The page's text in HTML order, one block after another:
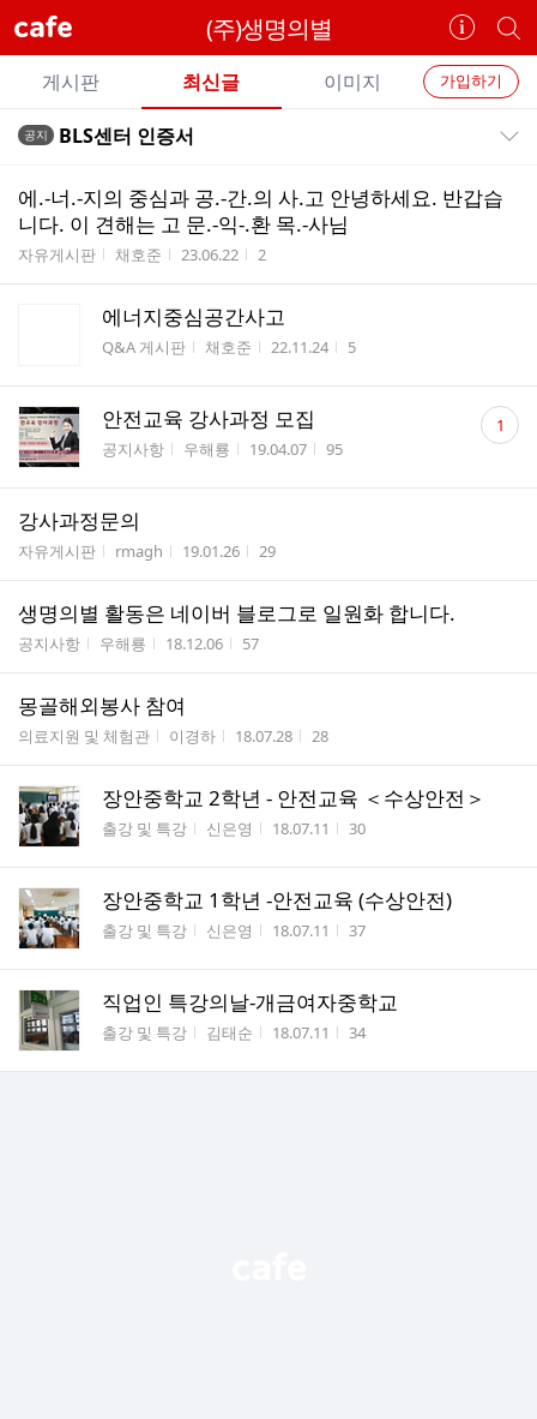
cafe (주)생명의별
카
페
정
보
개
별
카
페
검
카
페
메
뉴
가입하기
게시판 최신글 이미지
전
글
공지 BLS센터 인증서
에.-너.-지의 중심과 공.-간.의 사.고 안녕하세요. 반갑습
니다. 이 견해는 고 문.-익-.환 목.-사님
게시판명
자유게시판 작성자
채호준 작성시간
23.06.22 조회수
2
에너지중심공간사고
게시판명
Q&A 게시판 작성자
채호준 작성시간
22.11.24 조회수
5
안전교육 강사과정 모집
게시판명
공지사항 작성자
우해룡 작성시간
19.04.07 조회수
95
댓
글 1
강사과정문의
게시판명
자유게시판 작성자
rmagh 작성시간
19.01.26 조회수
29
생명의별 활동은 네이버 블로그로 일원화 합니다.
게시판명
공지사항 작성자
우해룡 작성시간
18.12.06 조회수
57
몽골해외봉사 참여
게시판명
의료지원 및 체험관 작성자
이경하 작성시간
18.07.28 조회수
28
장안중학교 2학년 - 안전교육 ＜수상안전＞
게시판명
출강 및 특강 작성자
신은영 작성시간
18.07.11 조회수
30
장안중학교 1학년 -안전교육 (수상안전)
게시판명
출강 및 특강 작성자
신은영 작성시간
18.07.11 조회수
37
직업인 특강의날-개금여자중학교
게시판명
출강 및 특강 작성자
김태순 작성시간
18.07.11 조회수
34